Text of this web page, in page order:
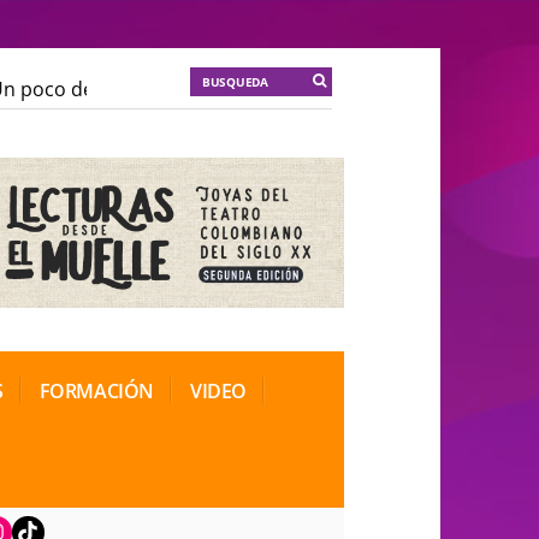
poco de locura para la cordura
de Teatro Rosa
FORMACIÓN VIDEO
TikTok